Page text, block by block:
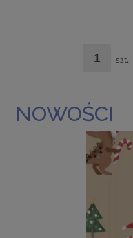
szt.
NOWOŚCI